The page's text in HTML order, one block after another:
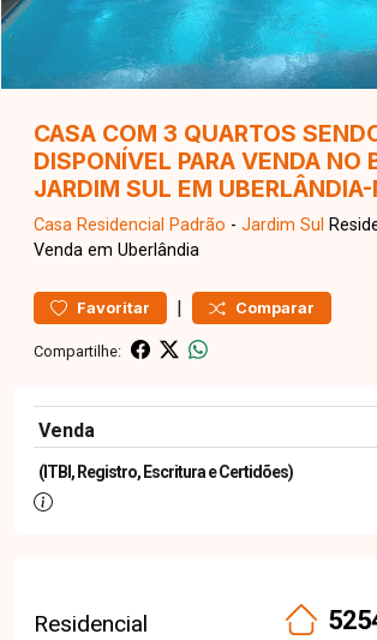
CASA COM 3 QUARTOS
DISPONÍVEL PARA VENDA NO
JARDIM SUL EM
Casa Residencial Padrão - Jardim Sul
Venda em Uberlândia
Favoritar | Comparar
Compartilhe:
Venda
(ITBI, Registro, Escritura e Certidões)
Residencial